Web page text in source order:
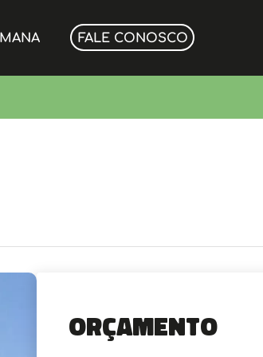
FALE CONOSCO
Orçamento